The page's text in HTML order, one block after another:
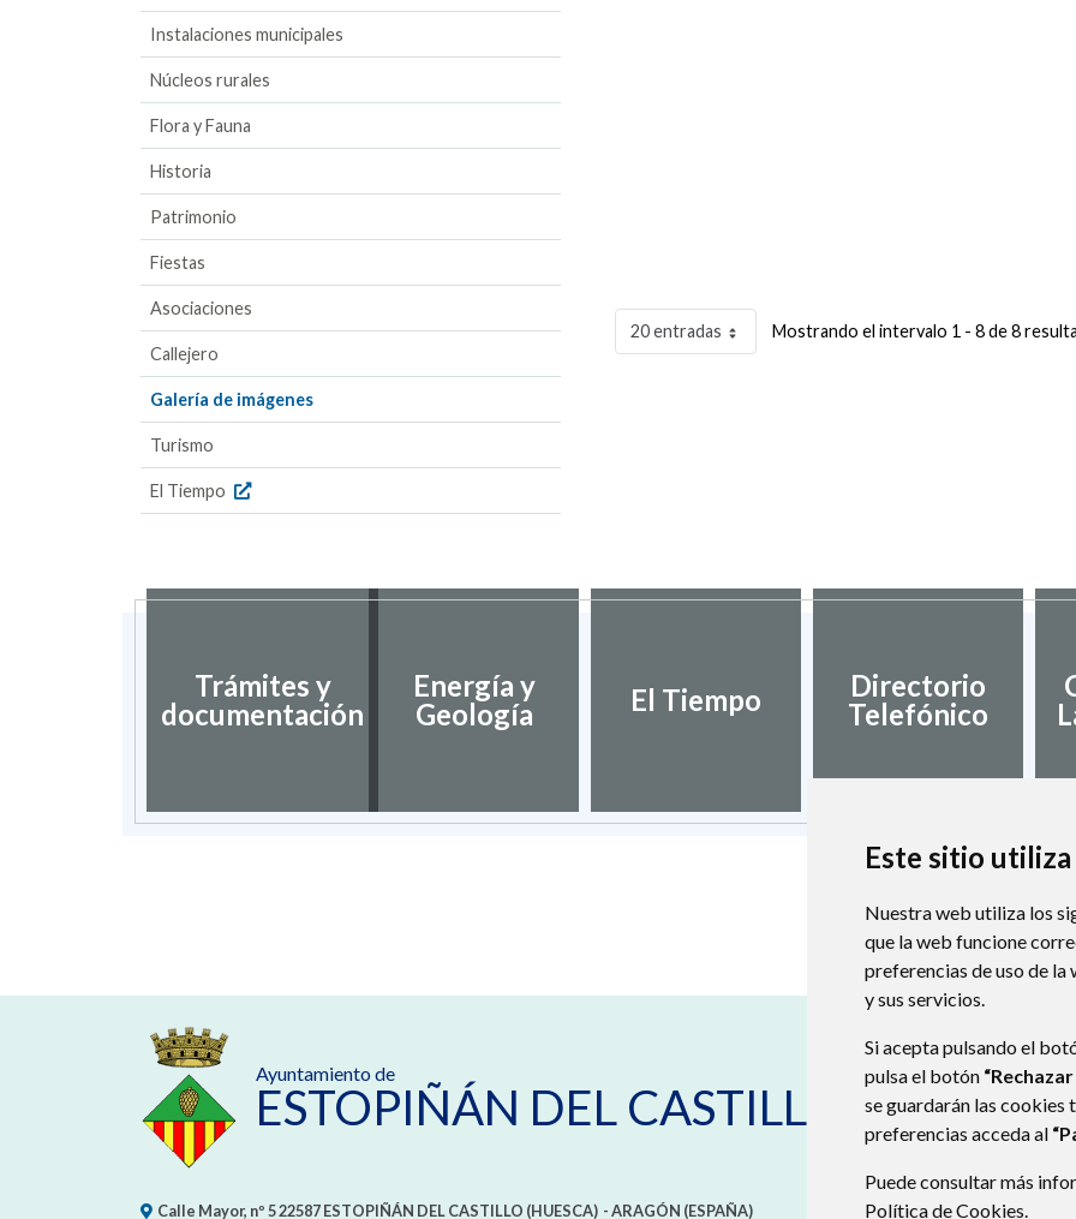
Este sitio
Nuestra web utiliza los
que la web funcione
preferencias de uso de la
y sus servicios.
Si acepta pulsando el
pulsa el botón
se guardarán las cookies
preferencias acceda al
Puede consultar más
Política de Cookies.
Instalaciones municipales
Núcleos rurales
Flora y Fauna
Historia
Patrimonio
Fiestas
Asociaciones
Callejero
Galería de imágenes
Turismo
El Tiempo
20 entradas Mostrando el intervalo 1 - 8 de 8
Trámites y
documentación
Energía y
Geología
El Tiempo
Directorio
Telefónico
Ayuntamiento de
ESTOPIÑÁN DEL CASTILLO
Calle Mayor, nº 522587ESTOPIÑÁN DEL CASTILLO (HUESCA) - ARAGÓN (ESPAÑA)